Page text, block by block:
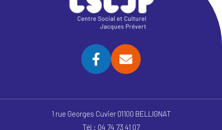
1 rue Georges Cuvier 01100 BELLIGNAT
Tél : 04 74 73 41 07